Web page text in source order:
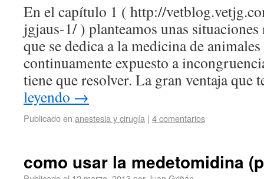
En el capítulo 1 ( http://
jgjaus-1/ ) planteamos unas
que se dedica a la medicina de
continuamente expuesto a
tiene que resolver. La gran ventaja
leyendo →
Publicado en anestesia y cirugía | 4 comentarios
como usar la medetomidina